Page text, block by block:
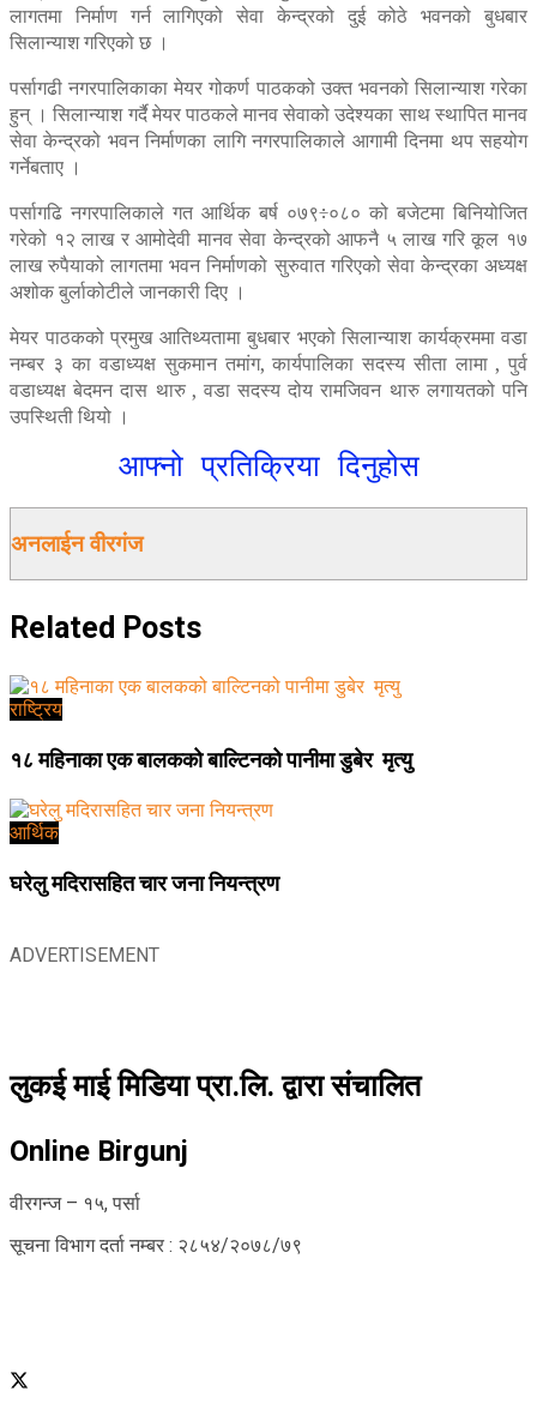
लागतमा निर्माण गर्न लागिएको सेवा केन्द्रको दुई कोठे भवनको बुधबार
सिलान्याश गरिएको छ ।
पर्सागढी नगरपालिकाका मेयर गोकर्ण पाठकको उक्त भवनको सिलान्याश गरेका
हुन् । सिलान्याश गर्दै मेयर पाठकले मानव सेवाको उदेश्यका साथ स्थापित मानव
सेवा केन्द्रको भवन निर्माणका लागि नगरपालिकाले आगामी दिनमा थप सहयोग
गर्नेबताए ।
पर्सागढि नगरपालिकाले गत आर्थिक बर्ष ०७९÷०८० को बजेटमा बिनियोजित
गरेको १२ लाख र आमोदेवी मानव सेवा केन्द्रको आफनै ५ लाख गरि कूल १७
लाख रुपैयाको लागतमा भवन निर्माणको सुरुवात गरिएको सेवा केन्द्रका अध्यक्ष
अशोक बुर्लाकोटीले जानकारी दिए ।
मेयर पाठकको प्रमुख आतिथ्यतामा बुधबार भएको सिलान्याश कार्यक्रममा वडा
नम्बर ३ का वडाध्यक्ष सुकमान तमांग, कार्यपालिका सदस्य सीता लामा , पुर्व
वडाध्यक्ष बेदमन दास थारु , वडा सदस्य दोय रामजिवन थारु लगायतको पनि
उपस्थिती थियो ।
आफ्नो प्रतिक्रिया दिनुहोस
अनलाईन वीरगंज
Related Posts
राष्ट्रिय
१८ महिनाका एक बालकको बाल्टिनको पानीमा डुबेर मृत्यु
आर्थिक
घरेलु मदिरासहित चार जना नियन्त्रण
ADVERTISEMENT
लुकई माई मिडिया प्रा.लि. द्वारा संचालित
Online Birgunj
वीरगन्ज – १५, पर्सा
सूचना विभाग दर्ता नम्बर : २८५४/२०७८/७९